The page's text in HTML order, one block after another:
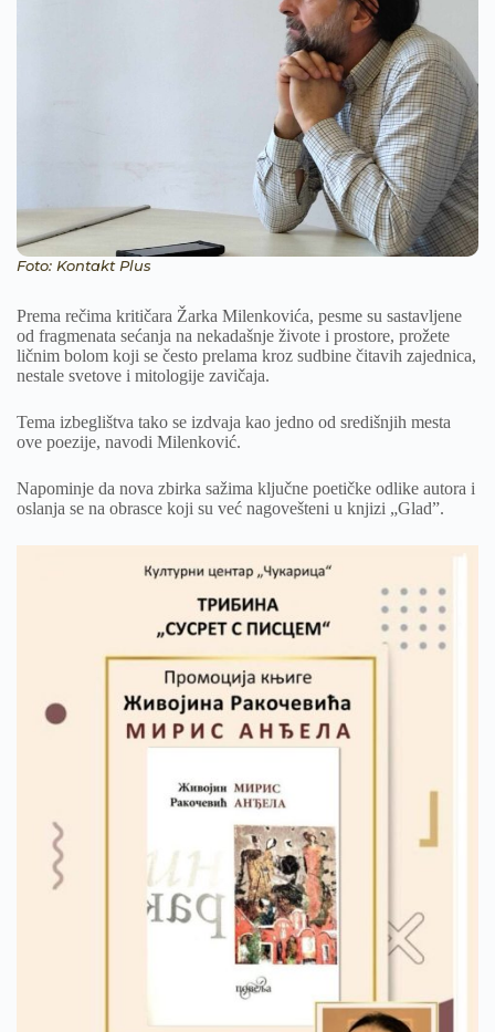
Foto: Kontakt Plus
Prema rečima kritičara Žarka Milenkovića, pesme su sastavljene
od fragmenata sećanja na nekadašnje živote i prostore, prožete
ličnim bolom koji se često prelama kroz sudbine čitavih zajednica,
nestale svetove i mitologije zavičaja.
Tema izbeglištva tako se izdvaja kao jedno od središnjih mesta
ove poezije, navodi Milenković.
Napominje da nova zbirka sažima ključne poetičke odlike autora i
oslanja se na obrasce koji su već nagovešteni u knjizi „Glad”.